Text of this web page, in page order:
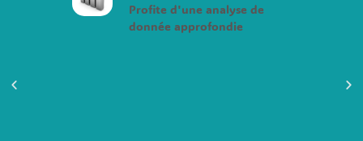
Profite d'une analyse de
donnée approfondie